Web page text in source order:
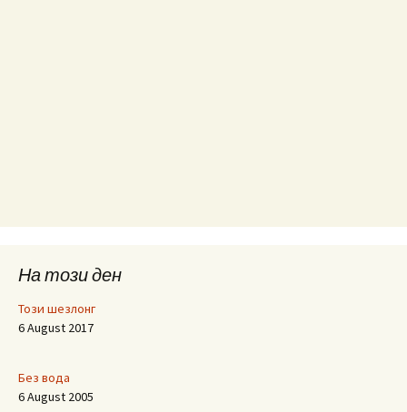
На този ден
Този шезлонг
6 August 2017
Без вода
6 August 2005